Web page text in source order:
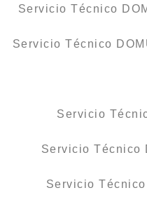
Servicio Técnico
Servicio Técnico
Servicio
Servicio Técnico
Servicio